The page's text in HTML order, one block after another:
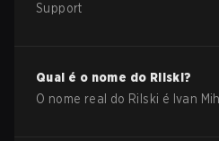
Support
Qual é o nome do Rilski?
O nome real do Rilski é Ivan